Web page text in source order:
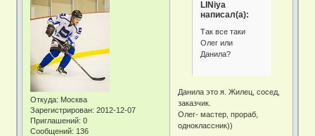
Откуда: Москва
Зарегистрирован: 2012-12-07
Приглашений: 0
Сообщений: 136
LINiya
написал(а):
Так все таки
Олег или
Данила?
Данила это я. Жилец, сосед,
заказчик.
Олег- мастер, прораб,
одноклассник))